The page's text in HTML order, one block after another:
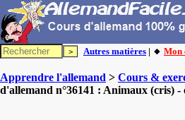
Autres matières | 🔸 Mon
Apprendre l'allemand > Cours &
d'allemand n°36141 : Animaux (cris) -